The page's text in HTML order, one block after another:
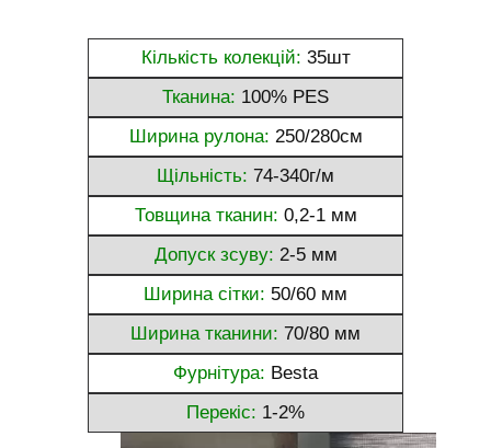
Кількість колекцій: 35шт
Тканина: 100% PES
Ширина рулона: 250/280см
Щільність: 74-340г/м
Товщина тканин: 0,2-1 мм
Допуск зсуву: 2-5 мм
Ширина сітки: 50/60 мм
Ширина тканини: 70/80 мм
Фурнітура: Besta
Перекіс: 1-2%